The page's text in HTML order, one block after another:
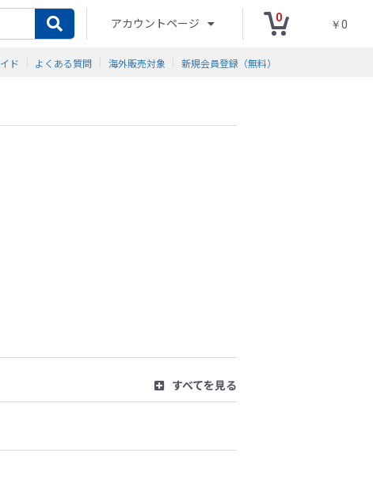
アカウントページ 0
￥0
ド よくある質問 海外販売対象 新規会員登録（無料）
すべてを見る